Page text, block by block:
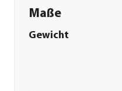
Maße
Gewicht